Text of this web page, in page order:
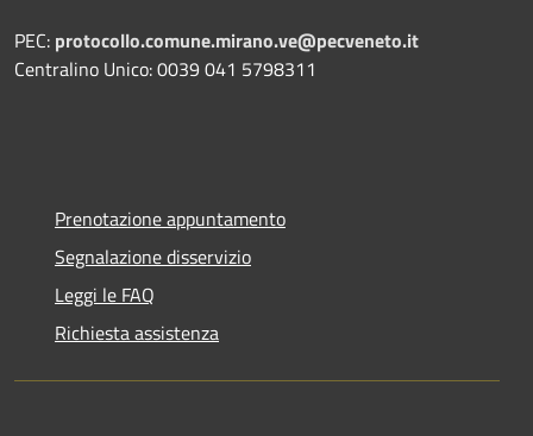
PEC: protocollo.comune.mirano.ve@pecveneto.it
Centralino Unico: 0039 041 5798311
Prenotazione appuntamento
Segnalazione disservizio
Leggi le FAQ
Richiesta assistenza